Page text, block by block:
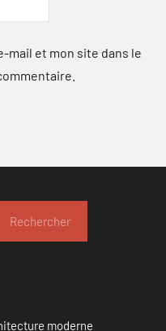
mail et mon site dans le
Rechercher
moderne